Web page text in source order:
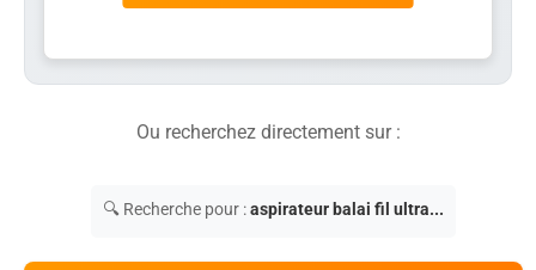
Ou recherchez directement sur :
🔍 Recherche pour :aspirateur balai fil ultra...